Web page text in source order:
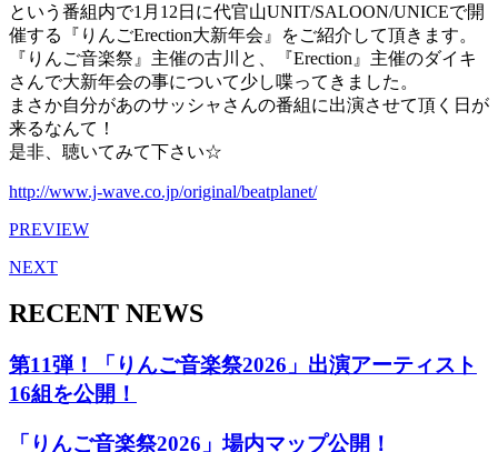
という番組内で1月12日に代官山UNIT/SALOON/UNICEで開
催する『りんごErection大新年会』をご紹介して頂きます。
『りんご音楽祭』主催の古川と、『Erection』主催のダイキ
さんで大新年会の事について少し喋ってきました。
まさか自分があのサッシャさんの番組に出演させて頂く日が
来るなんて！
是非、聴いてみて下さい☆
http://www.j-wave.co.jp/original/beatplanet/
PREVIEW
NEXT
RECENT NEWS
第11弾！「りんご音楽祭2026」出演アーティスト
16組を公開！
「りんご音楽祭2026」場内マップ公開！